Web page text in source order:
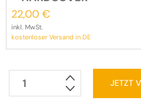
22,00 €
inkl. MwSt.
kostenloser Versand in DE
Siggi
JETZT